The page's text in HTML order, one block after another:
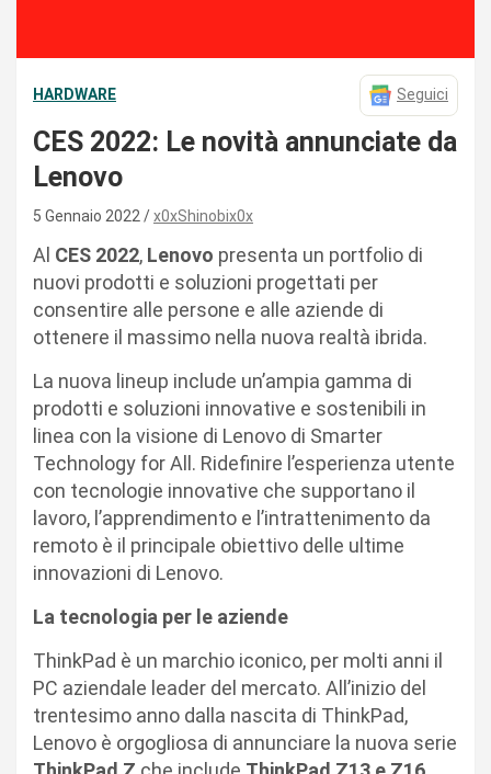
HARDWARE Seguici
CES 2022: Le novità annunciate da
Lenovo
5 Gennaio 2022 x0xShinobix0x
Al CES 2022, Lenovo presenta un portfolio di
nuovi prodotti e soluzioni progettati per
consentire alle persone e alle aziende di
ottenere il massimo nella nuova realtà ibrida.
La nuova lineup include un’ampia gamma di
prodotti e soluzioni innovative e sostenibili in
linea con la visione di Lenovo di Smarter
Technology for All. Ridefinire l’esperienza utente
con tecnologie innovative che supportano il
lavoro, l’apprendimento e l’intrattenimento da
remoto è il principale obiettivo delle ultime
innovazioni di Lenovo.
La tecnologia per le aziende
ThinkPad è un marchio iconico, per molti anni il
PC aziendale leader del mercato. All’inizio del
trentesimo anno dalla nascita di ThinkPad,
Lenovo è orgogliosa di annunciare la nuova serie